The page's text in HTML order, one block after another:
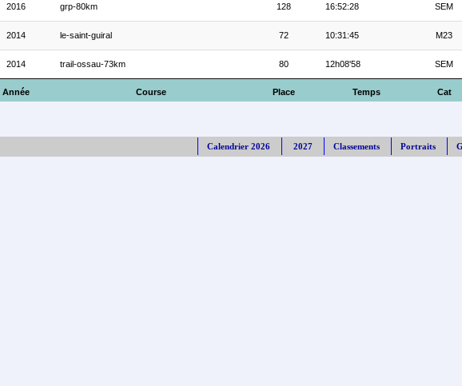
Année Course Place Temps Cat
2016 grp-80km 128 16:52:28 SEM
2014 le-saint-guiral 72 10:31:45 M23
2014 trail-ossau-73km 80 12h08'58 SEM
Calendrier 2026 2027 Classements Portraits